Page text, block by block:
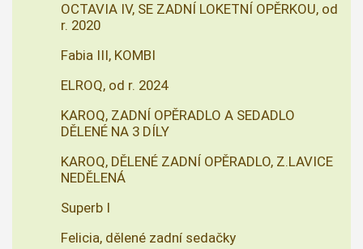
OCTAVIA IV, SE ZADNÍ LOKETNÍ OPĚRKOU, od
r. 2020
Fabia III, KOMBI
ELROQ, od r. 2024
KAROQ, ZADNÍ OPĚRADLO A SEDADLO
DĚLENÉ NA 3 DÍLY
KAROQ, DĚLENÉ ZADNÍ OPĚRADLO, Z.LAVICE
NEDĚLENÁ
Superb I
Felicia, dělené zadní sedačky